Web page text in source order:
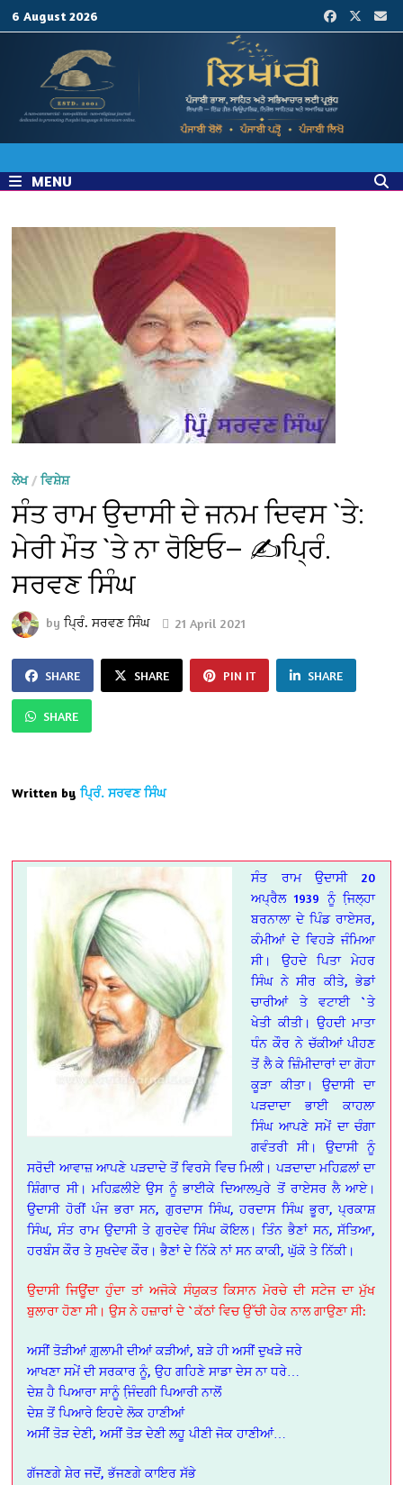
6 August 2026
MENU
ਲੇਖ/ਵਿਸ਼ੇਸ਼
ਸੰਤ ਰਾਮ ਉਦਾਸੀ ਦੇ ਜਨਮ ਦਿਵਸ `ਤੇ:
ਮੇਰੀ ਮੌਤ `ਤੇ ਨਾ ਰੋਇਓ— ✍️ਪ੍ਰਿੰ.
ਸਰਵਣ ਸਿੰਘ
byਪ੍ਰਿੰ. ਸਰਵਣ ਸਿੰਘ 21 April 2021
SHARE SHARE PIN IT SHARE
SHARE
Written by ਪ੍ਰਿੰ. ਸਰਵਣ ਸਿੰਘ
ਸੰਤ ਰਾਮ ਉਦਾਸੀ 20
ਅਪ੍ਰੈਲ 1939 ਨੂੰ ਜਿ਼ਲ੍ਹਾ
ਬਰਨਾਲਾ ਦੇ ਪਿੰਡ ਰਾਏਸਰ,
ਕੰਮੀਆਂ ਦੇ ਵਿਹੜੇ ਜੰਮਿਆ
ਸੀ। ਉਹਦੇ ਪਿਤਾ ਮੇਹਰ
ਸਿੰਘ ਨੇ ਸੀਰ ਕੀਤੇ, ਭੇਡਾਂ
ਚਾਰੀਆਂ ਤੇ ਵਟਾਈ `ਤੇ
ਖੇਤੀ ਕੀਤੀ। ਉਹਦੀ ਮਾਤਾ
ਧੰਨ ਕੌਰ ਨੇ ਚੱਕੀਆਂ ਪੀਹਣ
ਤੋਂ ਲੈ ਕੇ ਜ਼ਿੰਮੀਦਾਰਾਂ ਦਾ ਗੋਹਾ
ਕੂੜਾ ਕੀਤਾ। ਉਦਾਸੀ ਦਾ
ਪੜਦਾਦਾ ਭਾਈ ਕਾਹਲਾ
ਸਿੰਘ ਆਪਣੇ ਸਮੇਂ ਦਾ ਚੰਗਾ
ਗਵੰਤਰੀ ਸੀ। ਉਦਾਸੀ ਨੂੰ
ਸਰੋਦੀ ਆਵਾਜ਼ ਆਪਣੇ ਪੜਦਾਦੇ ਤੋਂ ਵਿਰਸੇ ਵਿਚ ਮਿਲੀ। ਪੜਦਾਦਾ ਮਹਿਫ਼ਲਾਂ ਦਾ
ਸ਼ਿੰਗਾਰ ਸੀ। ਮਹਿਫ਼ਲੀਏ ਉਸ ਨੂੰ ਭਾਈਕੇ ਦਿਆਲਪੁਰੇ ਤੋਂ ਰਾਏਸਰ ਲੈ ਆਏ।
ਉਦਾਸੀ ਹੋਰੀਂ ਪੰਜ ਭਰਾ ਸਨ, ਗੁਰਦਾਸ ਸਿੰਘ, ਹਰਦਾਸ ਸਿੰਘ ਭੂਰਾ, ਪ੍ਰਕਾਸ਼
ਸਿੰਘ, ਸੰਤ ਰਾਮ ਉਦਾਸੀ ਤੇ ਗੁਰਦੇਵ ਸਿੰਘ ਕੋਇਲ। ਤਿੰਨ ਭੈਣਾਂ ਸਨ, ਸੱਤਿਆ,
ਹਰਬੰਸ ਕੌਰ ਤੇ ਸੁਖਦੇਵ ਕੌਰ। ਭੈਣਾਂ ਦੇ ਨਿੱਕੇ ਨਾਂ ਸਨ ਕਾਕੀ, ਘੁੱਕੋ ਤੇ ਨਿੱਕੀ।
ਉਦਾਸੀ ਜਿਊਂਦਾ ਹੁੰਦਾ ਤਾਂ ਅਜੋਕੇ ਸੰਯੁਕਤ ਕਿਸਾਨ ਮੋਰਚੇ ਦੀ ਸਟੇਜ ਦਾ ਮੁੱਖ
ਬੁਲਾਰਾ ਹੋਣਾ ਸੀ। ਉਸ ਨੇ ਹਜ਼ਾਰਾਂ ਦੇ `ਕੱਠਾਂ ਵਿਚ ਉੱਚੀ ਹੇਕ ਨਾਲ ਗਾਉਣਾ ਸੀ:
ਅਸੀਂ ਤੋੜੀਆਂ ਗ਼ੁਲਾਮੀ ਦੀਆਂ ਕੜੀਆਂ, ਬੜੇ ਹੀ ਅਸੀਂ ਦੁਖੜੇ ਜਰੇ
ਆਖਣਾ ਸਮੇਂ ਦੀ ਸਰਕਾਰ ਨੂੰ, ਉਹ ਗਹਿਣੇ ਸਾਡਾ ਦੇਸ ਨਾ ਧਰੇ…
ਦੇਸ਼ ਹੈ ਪਿਆਰਾ ਸਾਨੂੰ ਜਿ਼ੰਦਗੀ ਪਿਆਰੀ ਨਾਲੋਂ
ਦੇਸ਼ ਤੋਂ ਪਿਆਰੇ ਇਹਦੇ ਲੋਕ ਹਾਣੀਆਂ
ਅਸੀਂ ਤੋੜ ਦੇਣੀ, ਅਸੀਂ ਤੋੜ ਦੇਣੀ ਲਹੂ ਪੀਣੀ ਜੋਕ ਹਾਣੀਆਂ…
ਗੱਜਣਗੇ ਸ਼ੇਰ ਜਦੋਂ, ਭੱਜਣਗੇ ਕਾਇਰ ਸੱਭੇ